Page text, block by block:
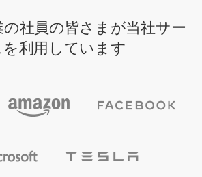
社員の皆さまが当社サー
を利用しています